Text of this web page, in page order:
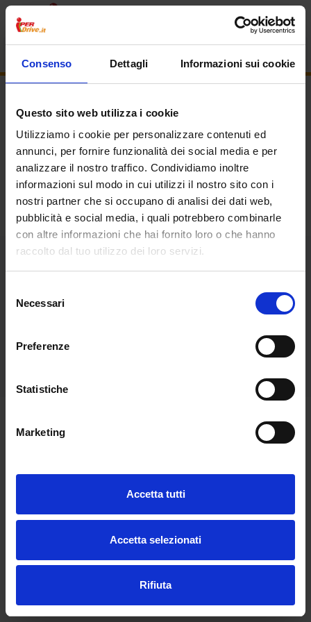
Consenso Dettagli Informazioni sui cookie
Questo sito web utilizza i cookie
Utilizziamo i cookie per personalizzare contenuti ed
annunci, per fornire funzionalità dei social media e per
analizzare il nostro traffico. Condividiamo inoltre
informazioni sul modo in cui utilizzi il nostro sito con i
nostri partner che si occupano di analisi dei dati web,
pubblicità e social media, i quali potrebbero combinarle
con altre informazioni che hai fornito loro o che hanno
raccolto dal tuo utilizzo dei loro servizi.
delNecessari
Preferenze
Statistiche
Marketing
Accetta tutti
Accetta selezionati
Rifiuta
Homepage |